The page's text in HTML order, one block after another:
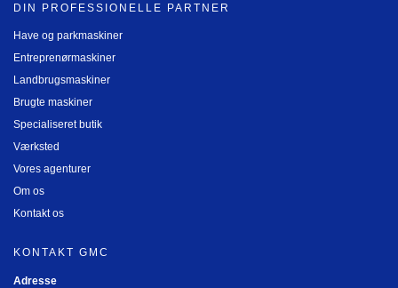
DIN PROFESSIONELLE PARTNER
Have og parkmaskiner
Entreprenørmaskiner
Landbrugsmaskiner
Brugte maskiner
Specialiseret butik
Værksted
Vores agenturer
Om os
Kontakt os
KONTAKT GMC
Adresse